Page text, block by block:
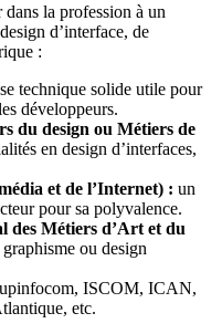
dans la profession à un
d’interface, de
:
technique solide utile pour
développeurs.
du design ou Métiers de
en design d’interfaces,
et de l’Internet) : un
pour sa polyvalence.
Métiers d’Art et du
ou design
ISCOM, ICAN,
etc.